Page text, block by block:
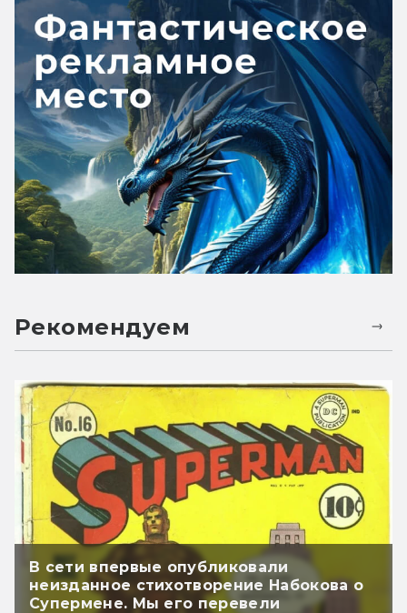
Рекомендуем
В сети впервые опубликовали
неизданное стихотворение Набокова о
Супермене. Мы его перевели